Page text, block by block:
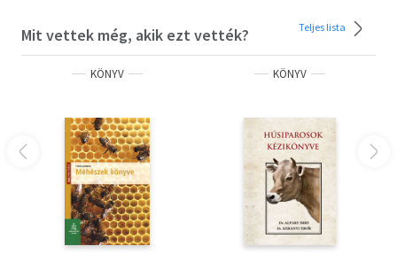
Mit vettek még, akik ezt vették? Teljes lista
KÖNYV KÖNYV